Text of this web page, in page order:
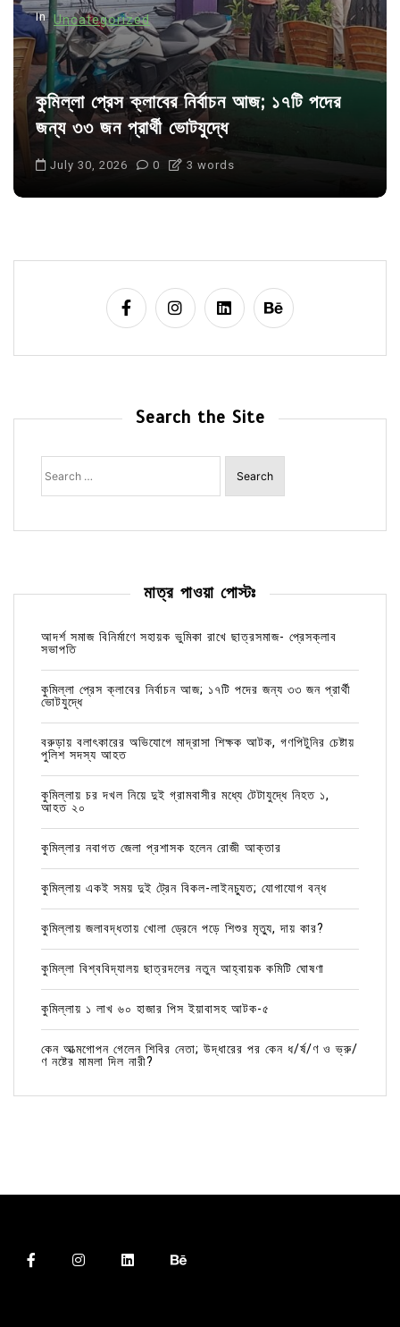
In Uncategorized
কুমিল্লা প্রেস ক্লাবের নির্বাচন আজ; ১৭টি পদের
জন্য ৩৩ জন প্রার্থী ভোটযুদ্ধে
July 30, 2026 0 3 words
Search the Site
Search
for:
মাত্র পাওয়া পোস্টঃ
আদর্শ সমাজ বিনির্মাণে সহায়ক ভুমিকা রাখে ছাত্রসমাজ- প্রেসক্লাব
সভাপতি
কুমিল্লা প্রেস ক্লাবের নির্বাচন আজ; ১৭টি পদের জন্য ৩৩ জন প্রার্থী
ভোটযুদ্ধে
বরুড়ায় বলাৎকারের অভিযোগে মাদ্রাসা শিক্ষক আটক, গণপিটুনির চেষ্টায়
পুলিশ সদস্য আহত
কুমিল্লায় চর দখল নিয়ে দুই গ্রামবাসীর মধ্যে টেটাযুদ্ধে নিহত ১,
আহত ২০
কুমিল্লার নবাগত জেলা প্রশাসক হলেন রোজী আক্তার
কুমিল্লায় একই সময় দুই ট্রেন বিকল-লাইনচ্যুত; যোগাযোগ বন্ধ
কুমিল্লায় জলাবদ্ধতায় খোলা ড্রেনে পড়ে শিশুর মৃত্যু, দায় কার?
কুমিল্লা বিশ্ববিদ্যালয় ছাত্রদলের নতুন আহ্বায়ক কমিটি ঘোষণা
কুমিল্লায় ১ লাখ ৬০ হাজার পিস ইয়াবাসহ আটক-৫
কেন আত্মগোপন গেলেন শিবির নেতা; উদ্ধারের পর কেন ধ/র্ষ/ণ ও ভ্রু/
ণ নষ্টের মামলা দিল নারী?